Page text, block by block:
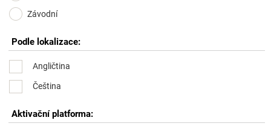
Závodní
Podle lokalizace:
Angličtina
Čeština
Aktivační platforma: